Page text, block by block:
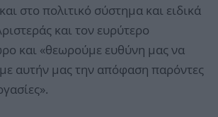
στο πολιτικό σύστημα και ειδικά
και τον ευρύτερο
και «θεωρούμε ευθύνη μας να
αυτήν μας την απόφαση παρόντες